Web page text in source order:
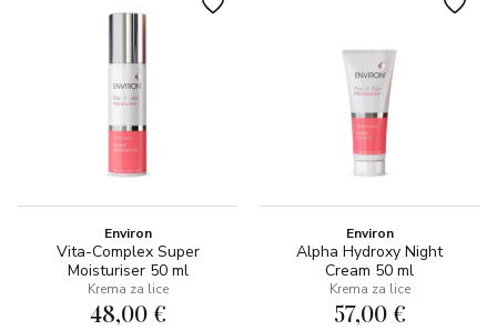
Environ
Vita-Complex Super
Moisturiser 50 ml
Krema za lice
48,00 €
Environ
Alpha Hydroxy Night
Cream 50 ml
Krema za lice
57,00 €